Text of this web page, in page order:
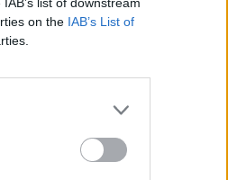
on the IAB’s List of
Αμερικανοί που υιοθέτησαν